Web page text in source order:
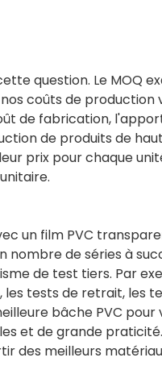
question. Le MOQ
coûts de
de fabrication,
de produits de
prix pour chaque
un film PVC
nombre de séries à
de test tiers. Par
tests de retrait, les
bâche PVC pour
et de grande
des meilleurs